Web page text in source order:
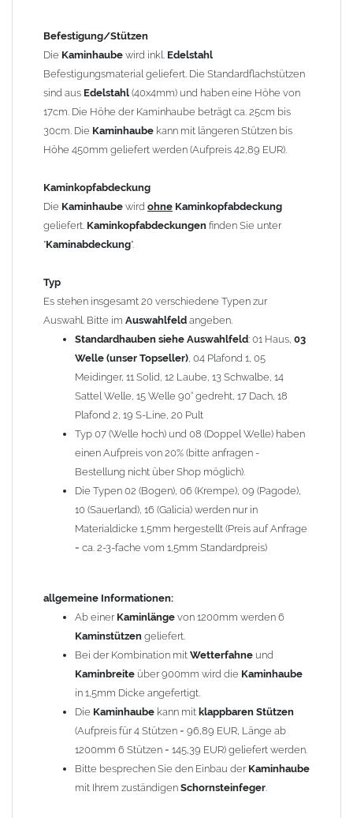
1,5mm hergestellt (Preis auf Anfrage = ca. 2-3-fache vom
1,5mm Standardpreis)
allgemeine Informationen:
Ab einer Kaminlängevon 1200mm werden 6
Kaminstützengeliefert.
Bei der Kombination mitWetterfahneundKaminbreite
angefertigt.
DieKaminhaubekann mitklappbaren Stützen
für 4 Stützen = 96,89 EUR, Länge ab 1200mm 6 Stützen =
145,39 EUR) geliefert werden.
Ihrem zuständigen
Hinweis: FürKaminhaubenundKaminabdeckungenkönnen wir
Nachnahme anbieten!
Lieferzeit: ca. 1-2 Wochen nach Zahlungseingang
Sonderanfertigung: Die Kaminhaube wird kundenspezifisch
angefertigt - keine Rücknahme möglich!
Zum Bild vergößern, bitte auf das Bild klicken!
Befestigung/Stützen
Die Kaminhaube wird inkl. Edelstahl
Befestigungsmaterial geliefert. Die Standardflachstützen
sind aus Edelstahl (40x4mm) und haben eine Höhe von
17cm. Die Höhe der Kaminhaube beträgt ca. 25cm bis
30cm. Die Kaminhaube kann mit längeren Stützen bis
Höhe 450mm geliefert werden (Aufpreis 42,89 EUR).
Kaminkopfabdeckung
Die Kaminhaube wird ohne Kaminkopfabdeckung
geliefert. Kaminkopfabdeckungen finden Sie unter
"Kaminabdeckung".
Typ
Es stehen insgesamt 20 verschiedene Typen zur
Auswahl. Bitte im Auswahlfeld angeben.
Standardhauben siehe Auswahlfeld: 01 Haus, 03
Welle (unser Topseller), 04 Plafond 1, 05
Meidinger, 11 Solid, 12 Laube, 13 Schwalbe, 14
Sattel Welle, 15 Welle 90° gedreht, 17 Dach, 18
Plafond 2, 19 S-Line, 20 Pult
Typ 07 (Welle hoch) und 08 (Doppel Welle) haben
einen Aufpreis von 20% (bitte anfragen -
Bestellung nicht über Shop möglich).
Die Typen 02 (Bogen), 06 (Krempe), 09 (Pagode),
10 (Sauerland), 16 (Galicia) werden nur in
Materialdicke 1,5mm hergestellt (Preis auf Anfrage
= ca. 2-3-fache vom 1,5mm Standardpreis)
allgemeine Informationen:
Ab einer Kaminlänge von 1200mm werden 6
Kaminstützen geliefert.
Bei der Kombination mit Wetterfahne und
Kaminbreite über 900mm wird die Kaminhaube
in 1,5mm Dicke angefertigt.
Die Kaminhaube kann mit klappbaren Stützen
(Aufpreis für 4 Stützen = 96,89 EUR, Länge ab
1200mm 6 Stützen = 145,39 EUR) geliefert werden.
Bitte besprechen Sie den Einbau der Kaminhaube
mit Ihrem zuständigen Schornsteinfeger.